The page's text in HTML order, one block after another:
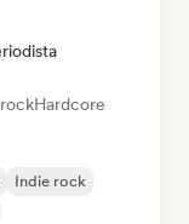
Hardcore
Indie rock